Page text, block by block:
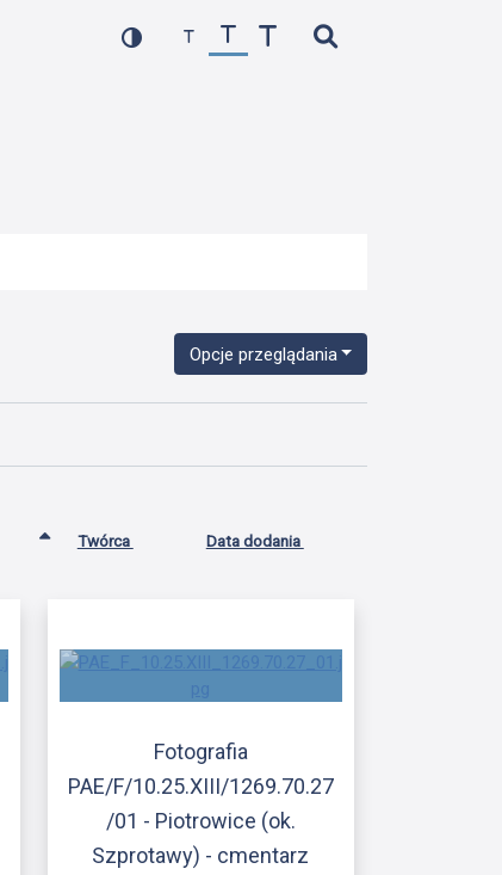
Opcje przeglądania
Twórca Data dodania
Fotografia
PAE/F/10.25.XIII/1269.70.27
/01 - Piotrowice (ok.
Szprotawy) - cmentarz